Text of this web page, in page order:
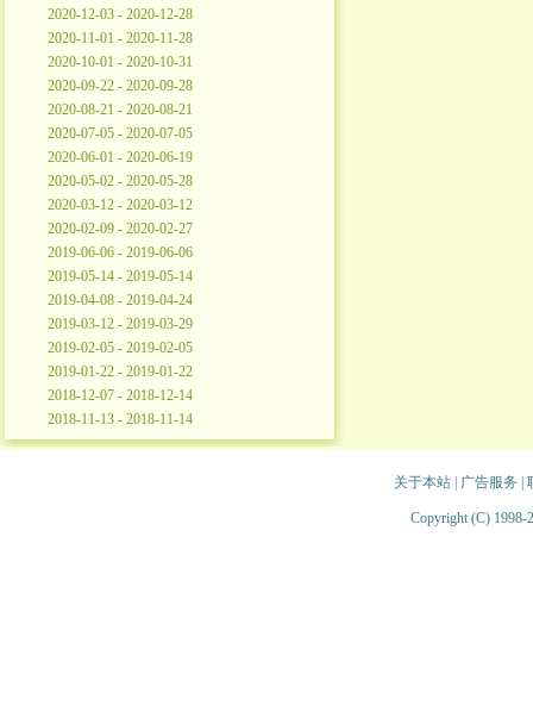
2020-12-03 - 2020-12-28
2020-11-01 - 2020-11-28
2020-10-01 - 2020-10-31
2020-09-22 - 2020-09-28
2020-08-21 - 2020-08-21
2020-07-05 - 2020-07-05
2020-06-01 - 2020-06-19
2020-05-02 - 2020-05-28
2020-03-12 - 2020-03-12
2020-02-09 - 2020-02-27
2019-06-06 - 2019-06-06
2019-05-14 - 2019-05-14
2019-04-08 - 2019-04-24
2019-03-12 - 2019-03-29
2019-02-05 - 2019-02-05
2019-01-22 - 2019-01-22
2018-12-07 - 2018-12-14
2018-11-13 - 2018-11-14
关于本站| 广告服务
Copyright (C) 1998-